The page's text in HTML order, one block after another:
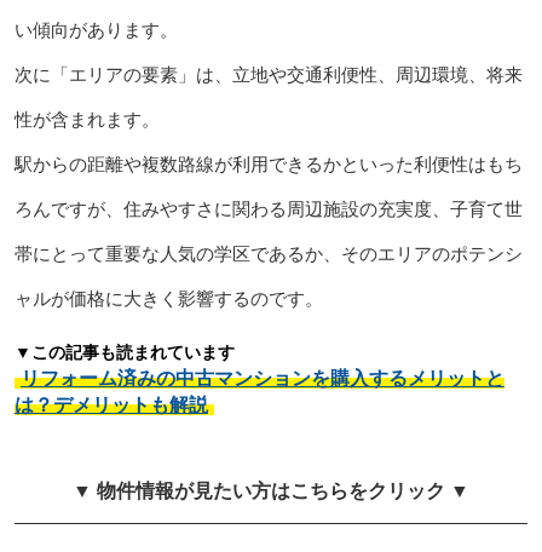
い傾向があります。
次に「エリアの要素」は、立地や交通利便性、周辺環境、将来
性が含まれます。
駅からの距離や複数路線が利用できるかといった利便性はもち
ろんですが、住みやすさに関わる周辺施設の充実度、子育て世
帯にとって重要な人気の学区であるか、そのエリアのポテンシ
ャルが価格に大きく影響するのです。
▼この記事も読まれています
リフォーム済みの中古マンションを購入するメリットと
は？デメリットも解説
▼ 物件情報が見たい方はこちらをクリック ▼